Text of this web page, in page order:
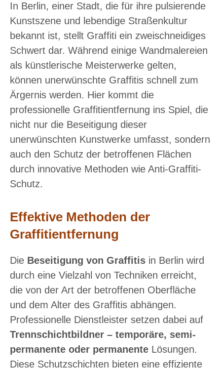
In Berlin, einer Stadt, die für ihre pulsierende
Kunstszene und lebendige Straßenkultur
bekannt ist, stellt Graffiti ein zweischneidiges
Schwert dar. Während einige Wandmalereien
als künstlerische Meisterwerke gelten,
können unerwünschte Graffitis schnell zum
Ärgernis werden. Hier kommt die
professionelle Graffitientfernung ins Spiel, die
nicht nur die Beseitigung dieser
unerwünschten Kunstwerke umfasst, sondern
auch den Schutz der betroffenen Flächen
durch innovative Methoden wie Anti-Graffiti-
Schutz.
Effektive Methoden der
Graffitientfernung
Die Beseitigung von Graffitis in Berlin wird
durch eine Vielzahl von Techniken erreicht,
die von der Art der betroffenen Oberfläche
und dem Alter des Graffitis abhängen.
Professionelle Dienstleister setzen dabei auf
Trennschichtbildner – temporäre, semi-
permanente oder permanente Lösungen.
Diese Schutzschichten bieten eine effiziente